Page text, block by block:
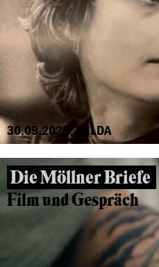
30.09.2025, FULDA
Die Möllner Briefe
Film und Gespräch